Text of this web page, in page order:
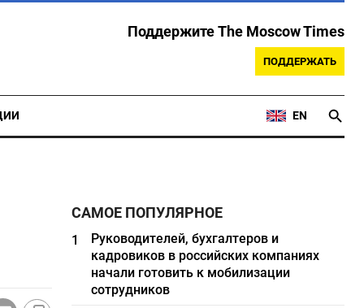
Поддержите The Moscow Times
ПОДДЕРЖАТЬ
EN
САМОЕ ПОПУЛЯРНОЕ
1
Руководителей, бухгалтеров и
кадровиков в российских компаниях
начали готовить к мобилизации
сотрудников